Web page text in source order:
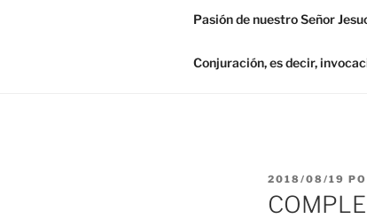
Pasión de nuestro Señor
Conjuración, es decir,
PUBLICADO
EL
2018/08/19